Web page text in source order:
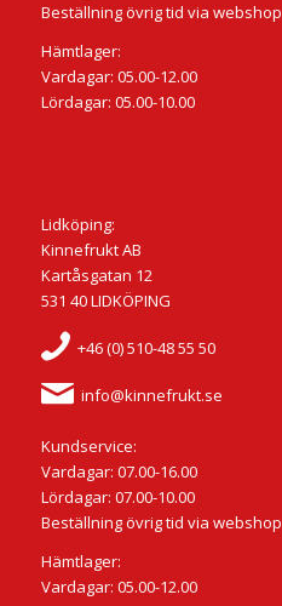
Beställning övrig tid via webshop
Hämtlager:
Vardagar: 05.00-12.00
Lördagar: 05.00-10.00
Lidköping:
Kinnefrukt AB
Kartåsgatan 12
531 40 LIDKÖPING
+46 (0) 510-48 55 50
info@kinnefrukt.se
Kundservice:
Vardagar: 07.00-16.00
Lördagar: 07.00-10.00
Beställning övrig tid via webshop
Hämtlager:
Vardagar: 05.00-12.00